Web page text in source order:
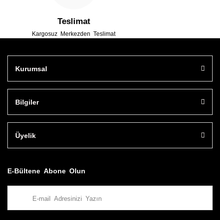
Teslimat
Kargosuz Merkezden Teslimat
Kurumsal
Bilgiler
Üyelik
E-Bültene Abone Olun